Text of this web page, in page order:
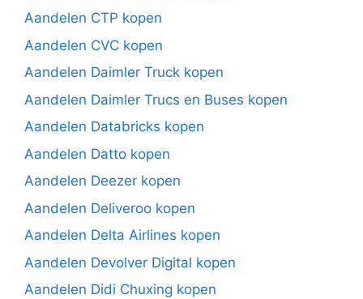
Aandelen CTP kopen
Aandelen CVC kopen
Aandelen Daimler Truck kopen
Aandelen Daimler Trucs en Buses kopen
Aandelen Databricks kopen
Aandelen Datto kopen
Aandelen Deezer kopen
Aandelen Deliveroo kopen
Aandelen Delta Airlines kopen
Aandelen Devolver Digital kopen
Aandelen Didi Chuxing kopen